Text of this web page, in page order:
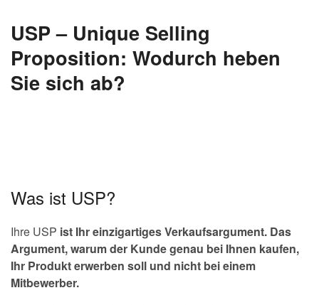
USP – Unique Selling
Proposition: Wodurch heben
Sie sich ab?
Was ist USP?
Ihre USP ist Ihr einzigartiges Verkaufsargument. Das
Argument, warum der Kunde genau bei Ihnen kaufen,
Ihr Produkt erwerben soll und nicht bei einem
Mitbewerber.